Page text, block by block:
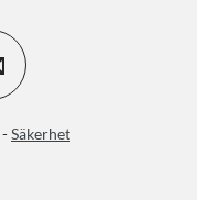
-Säkerhet